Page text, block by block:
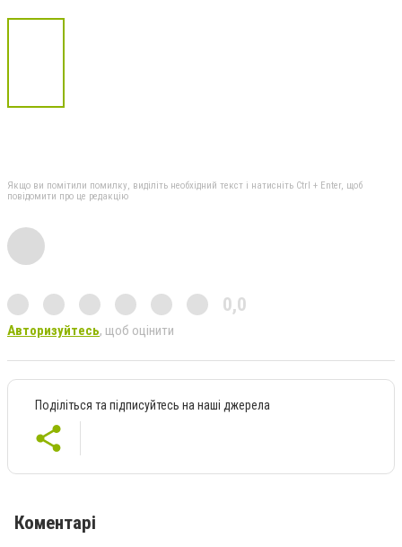
Якщо ви помітили помилку, виділіть необхідний текст і натисніть Ctrl + Enter, щоб
повідомити про це редакцію
0,0
Авторизуйтесь, щоб оцінити
Поділіться та підписуйтесь на наші джерела
Коментарі